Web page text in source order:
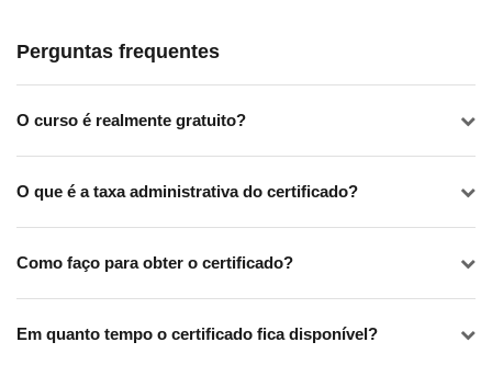
Perguntas frequentes
O curso é realmente gratuito?
O que é a taxa administrativa do certificado?
Como faço para obter o certificado?
Em quanto tempo o certificado fica disponível?